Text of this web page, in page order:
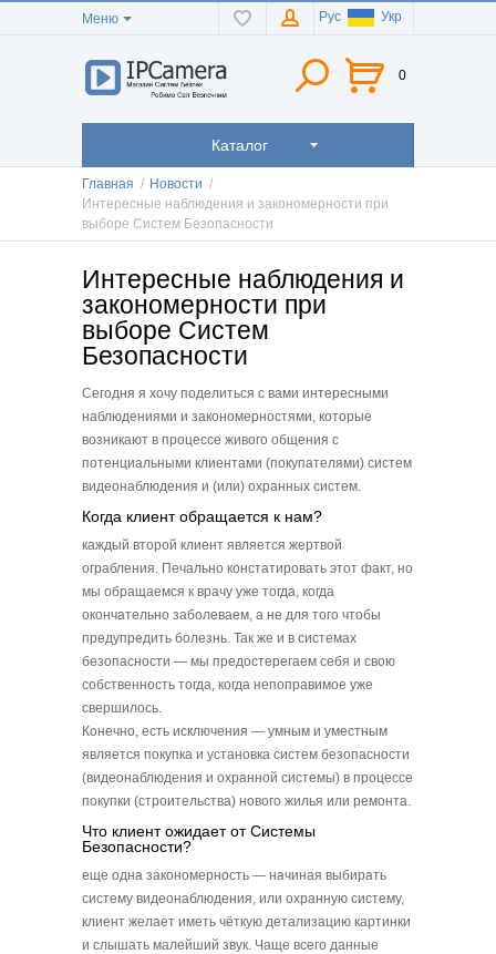
Меню Рус Укр
0
Каталог
Главная / Новости /
Интересные наблюдения и закономерности при
выборе Систем Безопасности
Интересные наблюдения и
закономерности при
выборе Систем
Безопасности
Сегодня я хочу поделиться с вами интересными
наблюдениями и закономерностями, которые
возникают в процессе живого общения с
потенциальными клиентами (покупателями) систем
видеонаблюдения и (или) охранных систем.
Когда клиент обращается к нам?
каждый второй клиент является жертвой
ограбления. Печально констатировать этот факт, но
мы обращаемся к врачу уже тогда, когда
окончательно заболеваем, а не для того чтобы
предупредить болезнь. Так же и в системах
безопасности — мы предостерегаем себя и свою
собственность тогда, когда непоправимое уже
свершилось.
Конечно, есть исключения — умным и уместным
является покупка и установка систем безопасности
(видеонаблюдения и охранной системы) в процессе
покупки (строительства) нового жилья или ремонта.
Что клиент ожидает от Системы
Безопасности?
еще одна закономерность — начиная выбирать
систему видеонаблюдения, или охранную систему,
клиент желает иметь чёткую детализацию картинки
и слышать малейший звук. Чаще всего данные